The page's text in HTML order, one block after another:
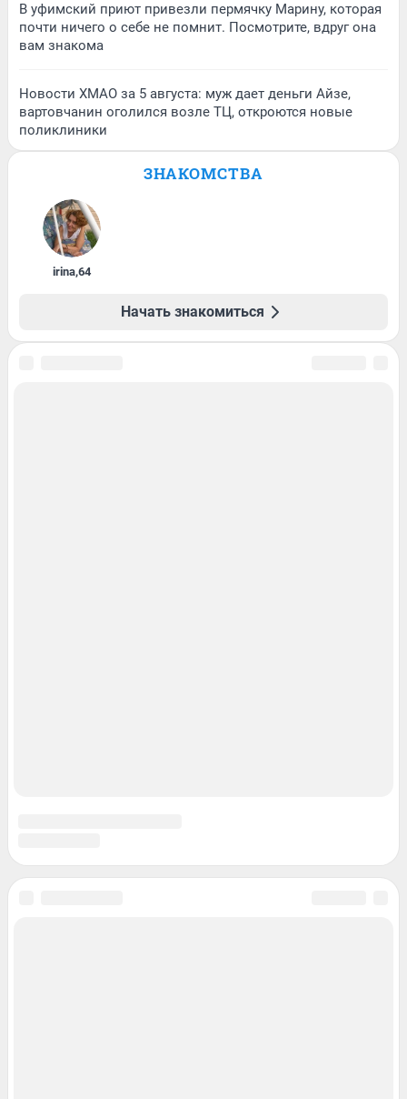
В уфимский приют привезли пермячку Марину, которая
почти ничего о себе не помнит. Посмотрите, вдруг она
вам знакома
Новости ХМАО за 5 августа: муж дает деньги Айзе,
вартовчанин оголился возле ТЦ, откроются новые
поликлиники
ЗНАКОМСТВА
irina,64
Начать знакомиться